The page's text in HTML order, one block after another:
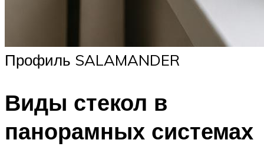
Профиль SALAMANDER
Виды стекол в
панорамных системах